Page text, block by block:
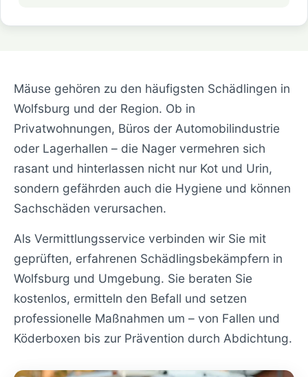
Mäuse gehören zu den häufigsten Schädlingen in
Wolfsburg und der Region. Ob in
Privatwohnungen, Büros der Automobilindustrie
oder Lagerhallen – die Nager vermehren sich
rasant und hinterlassen nicht nur Kot und Urin,
sondern gefährden auch die Hygiene und können
Sachschäden verursachen.
Als Vermittlungsservice verbinden wir Sie mit
geprüften, erfahrenen Schädlingsbekämpfern in
Wolfsburg und Umgebung. Sie beraten Sie
kostenlos, ermitteln den Befall und setzen
professionelle Maßnahmen um – von Fallen und
Köderboxen bis zur Prävention durch Abdichtung.